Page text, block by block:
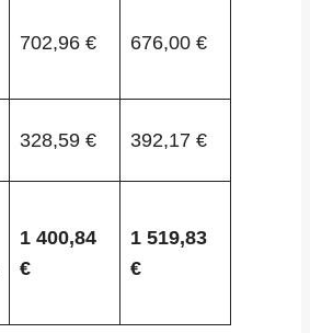
702,96 € 676,00 €
328,59 € 392,17 €
1 400,84
€
1 519,83
€